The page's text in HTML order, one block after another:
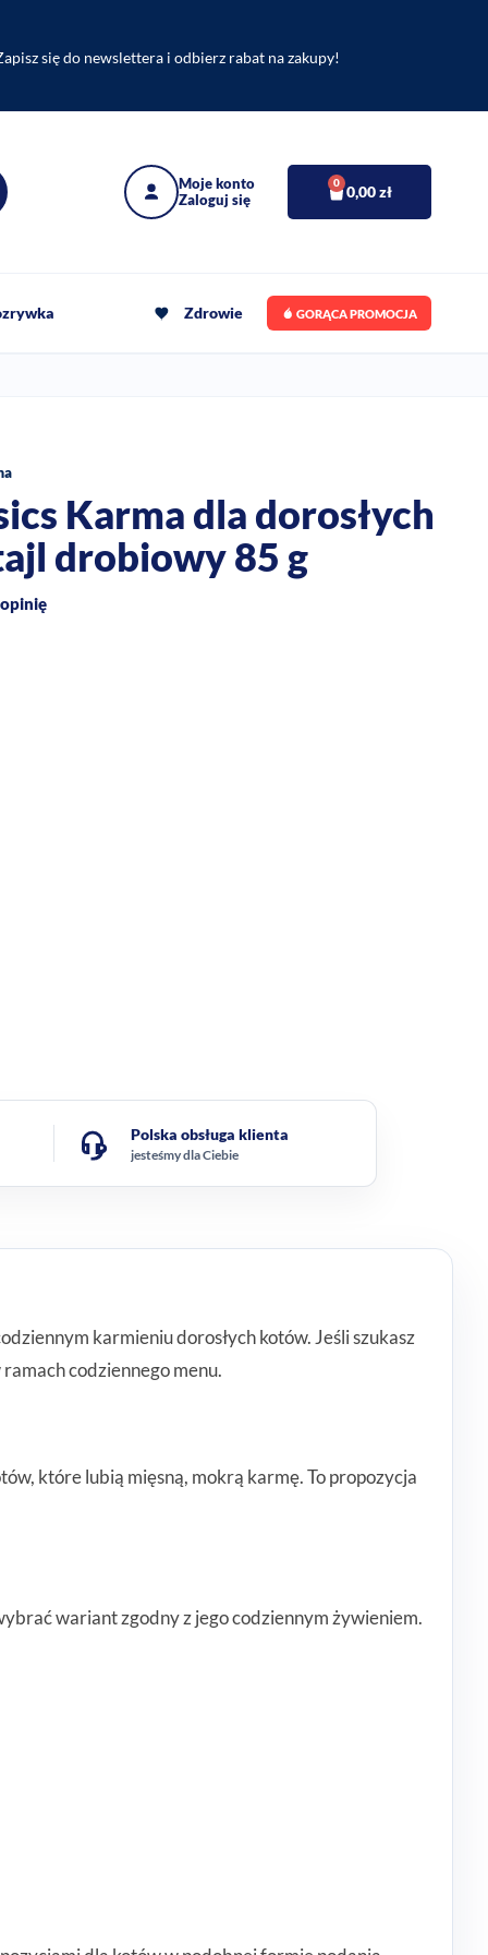
się do newslettera i odbierz rabat na zakupy!
0,00zł
0
Zdrowie GORĄCA PROMOCJA
Karma dla dorosłych
drobiowy 85 g
Polska obsługa klienta
jesteśmy dla Ciebie
karmieniu dorosłych kotów. Jeśli szukasz
codziennego menu.
które lubią mięsną, mokrą karmę. To propozycja
wariant zgodny z jego codziennym żywieniem.